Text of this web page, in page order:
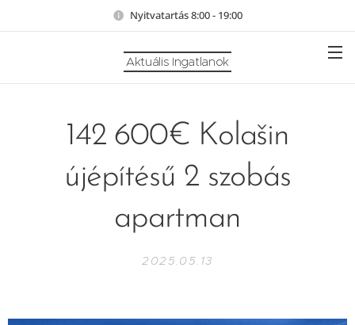
Nyitvatartás 8:00 - 19:00
Aktuális Ingatlanok
142 600€ Kolašin
újépítésű 2 szobás
apartman
2025.05.13